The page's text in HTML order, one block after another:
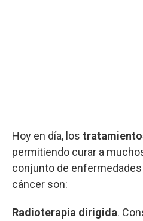
Hoy en día, los
permitiendo curar a
conjunto de
cáncer son:
Radioterapia dirigida.